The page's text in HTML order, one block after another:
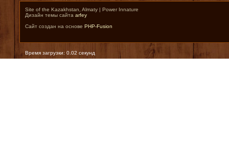
Site of the Kazakhstan, Almaty | Power Innature
Дизайн темы сайта arfey
Сайт создан на основе PHP-Fusion
Время загрузки: 0.02 секунд